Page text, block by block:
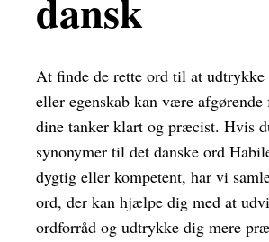
At finde de rette ord til at udtrykke
eller egenskab kan være
dine tanker klart og præcist. Hvis
synonymer til det danske ord
dygtig eller kompetent, har vi
ord, der kan hjælpe dig med at
ordforråd og udtrykke dig mere